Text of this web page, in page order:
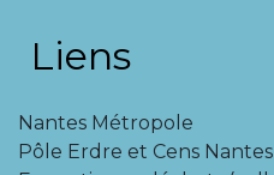
Liens
Nantes Métropole
Pôle Erdre et Cens